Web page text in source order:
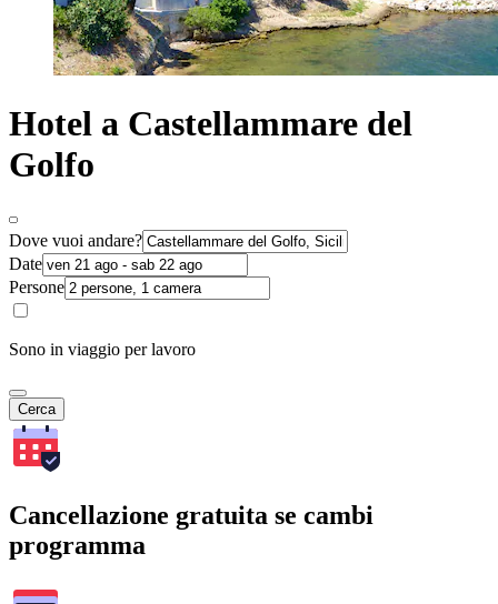
Hotel a Castellammare del
Golfo
Dove vuoi andare?
Date
Persone
Sono in viaggio per lavoro
Cerca
Cancellazione gratuita se cambi
programma